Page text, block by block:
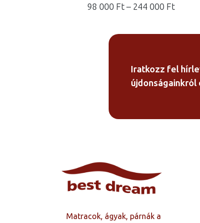
98 000 Ft– 244 000 Ft
000 Ft
Iratkozz fel
újdonságainkról
Matracok, ágyak, párnák a